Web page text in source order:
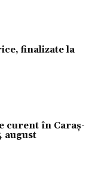
finalizate la
curent în Caraș-
august